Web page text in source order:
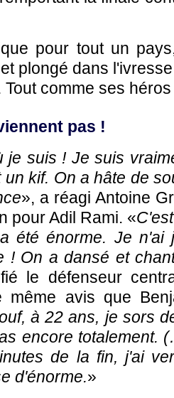
pour tout un
plongé dans
comme ses héros
pas !
je suis ! Je suis
kif. On a hâte de
», a réagi Antoine
pour Adil Rami. «
été énorme. Je n'ai
! On a dansé et
le défenseur
même avis que
à 22 ans, je sors
encore totalement.
de la fin, j'ai
d'énorme.»